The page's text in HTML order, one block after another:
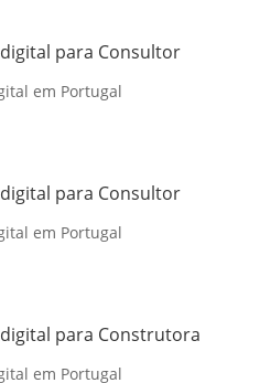
para Consultor
em Portugal
para Consultor
em Portugal
para Construtora
em Portugal